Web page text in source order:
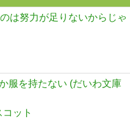
は努力が足りないからじゃ
服を持たない (だいわ文庫
ット